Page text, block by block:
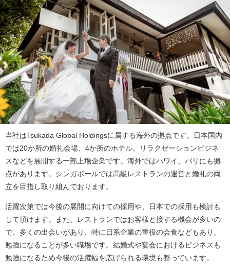
当社はTsukada Global Holdingsに属する海外の拠点です。日本国内
では20か所の婚礼会場、4か所のホテル、リラクゼーションビジネ
スなどを展開する一部上場企業です。海外ではハワイ、バリにも拠
点があります。シンガポールでは高級レストランの運営と婚礼の両
立を目指し取り組んでおります。
活躍次第では今後の展開に向けての採用や、日本での採用も検討も
して頂けます。また、レストランではお客様と接する機会が多いの
で、多くの出会いがあり、特に日系企業の重役の会食などもあり、
勉強になることが多い職場です。結婚式や宴会におけるビジネスも
勉強になるため今後の活躍幅を広げられる環境も整っています。